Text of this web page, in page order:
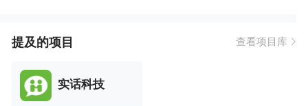
提及的项目 查看项目库
实话科技